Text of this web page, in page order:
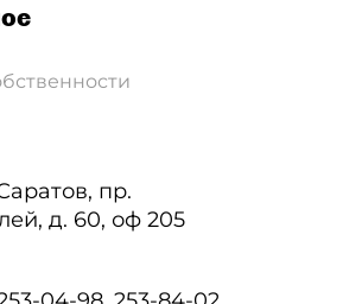
, пр.
д. 60, оф 205